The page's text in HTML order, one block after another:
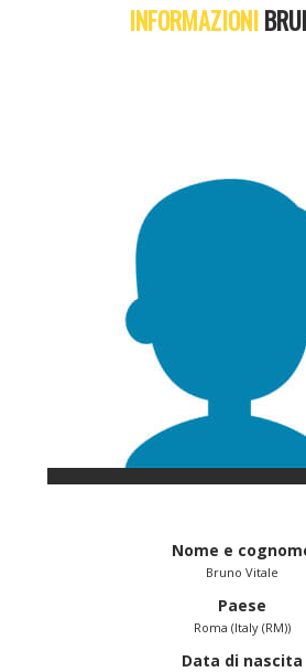
INFORMAZIONI
Nome e
Bruno Vitale
Paese
Roma (Italy (RM))
Data di nascita